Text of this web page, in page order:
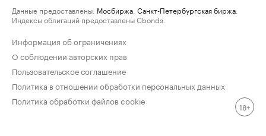
Данные предоставлены: Мосбиржа Санкт-Петербургская биржа
Индексы облигаций предоставлены Cbonds.
Информация об ограничениях
О соблюдении авторских прав
Пользовательское соглашение
Политика в отношении обработки персональных данных
Политика обработки файлов cookie
18+